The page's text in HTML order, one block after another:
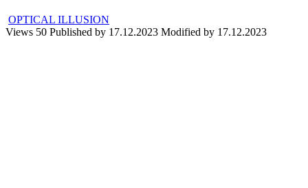
OPTICAL ILLUSION
Views 50 Published by 17.12.2023 Modified by 17.12.2023